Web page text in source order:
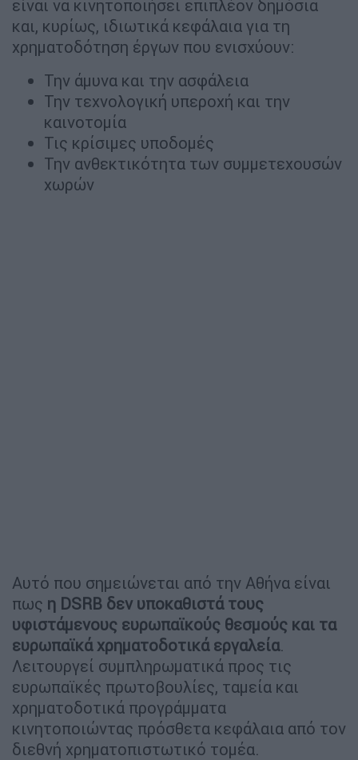
είναι να κινητοποιήσει επιπλέον δημόσια
και, κυρίως, ιδιωτικά κεφάλαια για τη
χρηματοδότηση έργων που ενισχύουν:
Την άμυνα και την ασφάλεια
Την τεχνολογική υπεροχή και την
καινοτομία
Τις κρίσιμες υποδομές
Την ανθεκτικότητα των συμμετεχουσών
χωρών
Αυτό που σημειώνεται από την Αθήνα είναι
πως η DSRB δεν υποκαθιστά τους
υφιστάμενους ευρωπαϊκούς θεσμούς και τα
ευρωπαϊκά χρηματοδοτικά εργαλεία.
Λειτουργεί συμπληρωματικά προς τις
ευρωπαϊκές πρωτοβουλίες, ταμεία και
χρηματοδοτικά προγράμματα
κινητοποιώντας πρόσθετα κεφάλαια από τον
διεθνή χρηματοπιστωτικό τομέα.